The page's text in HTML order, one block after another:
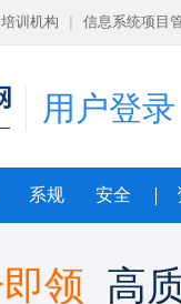
训机构 信息系统项目
用户登录
系规 安全
领 高